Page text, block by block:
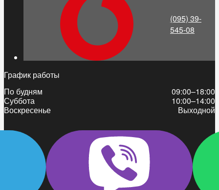
(095) 39-
545-08
График работы
По будням
09:00–18:00
Суббота
10:00–14:00
Воскресенье
Выходной